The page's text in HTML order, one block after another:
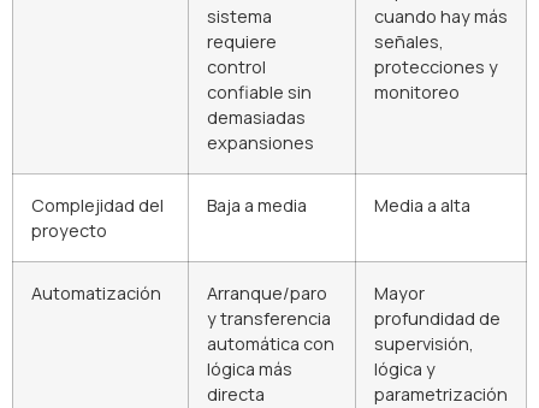
sistema
requiere
control
confiable sin
demasiadas
expansiones
cuando hay más
señales,
protecciones y
monitoreo
Complejidad del
proyecto
Baja a media Media a alta
Automatización
Arranque/paro
y transferencia
automática con
lógica más
directa
Mayor
profundidad de
supervisión,
lógica y
parametrización